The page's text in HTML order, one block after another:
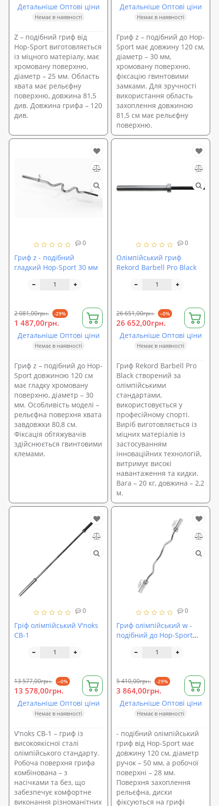
Детальніше Оптові ціни
Немає в наявності
Z – подібний гриф від
Hop-Sport виготовляється
із міцного матеріалу, має
хромовану поверхню,
діаметр – 25 мм. Область
хвата має рельєфну
поверхню, довжина 81,5
див. Довжина грифа – 120
див.
Детальніше Оптові ціни
Немає в наявності
Гриф z – подібний до Hop-
Sport має довжину 120 см,
діаметр – 30 мм,
хромовану поверхню,
фіксацію гвинтовими
замками. Для зручності
використання область
захоплення довжиною
81,5 см має рельєфну
поверхню.
0
Гриф z - подібний
гладкий Hop-Sport 30 мм
2 081,00грн. -29%
1 487,00грн.
Детальніше Оптові ціни
Немає в наявності
Гриф z – подібний до Hop-
Sport довжиною 120 см
має гладку хромовану
поверхню, діаметр – 30
мм. Особливість моделі –
рельєфна поверхня хвата
завдовжки 80,8 см.
Фіксація обтяжувачів
здійснюється гвинтовими
клемами.
0
Олімпійський гриф
Rekord Barbell Pro Black
26 651,00грн. --0%
26 652,00грн.
Детальніше Оптові ціни
Немає в наявності
Гриф Rekord Barbell Pro
Black створений за
олімпійськими
стандартами,
використовується у
професійному спорті.
Виріб виготовляється із
міцних матеріалів із
застосуванням
інноваційних технологій,
витримує високі
навантаження та кидки.
Вага – 20 кг, довжина – 2,2
м.
0
Гріф олімпійський V'noks
CB-1
13 577,00грн. --0%
13 578,00грн.
Детальніше Оптові ціни
Немає в наявності
V'noks CB-1 – гриф із
високоякісної сталі
олімпійського стандарту.
Робоча поверхня грифа
комбінована – з
насічками та без, що
забезпечує комфортне
виконання різноманітних
0
Гриф олімпійський w -
подібний до Hop-Sport
5 410,00грн. -29%
3 864,00грн.
Детальніше Оптові ціни
Немає в наявності
- подібний олімпійський
гриф від Hop-Sport має
довжину 120 см, діаметр
ручок – 50 мм, а робочої
поверхні – 28 мм.
Поверхня захоплення
рельєфна, диски
фіксуються на грифі